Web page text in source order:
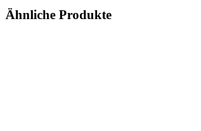
Ähnliche Produkte